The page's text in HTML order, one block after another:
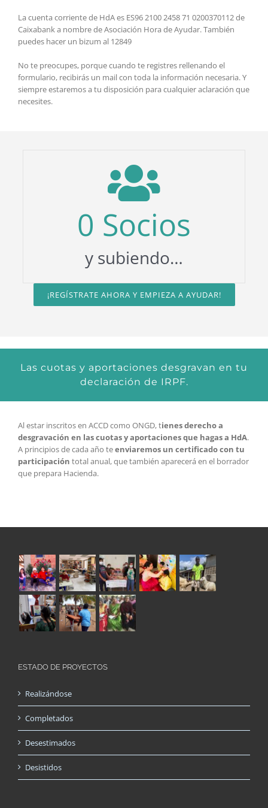
La cuenta corriente de HdA es ES96 2100 2458 71 0200370112 de
Caixabank a nombre de Asociación Hora de Ayudar. También
puedes hacer un bizum al 12849
No te preocupes, porque cuando te registres rellenando el
formulario, recibirás un mail con toda la información necesaria. Y
siempre estaremos a tu disposición para cualquier aclaración que
necesites.
0 Socios
y subiendo…
¡REGÍSTRATE AHORA Y EMPIEZA A AYUDAR!
Las cuotas y aportaciones desgravan en tu
declaración de IRPF.
Al estar inscritos en ACCD como ONGD, tienes derecho a
desgravación en las cuotas y aportaciones que hagas a HdA.
A principios de cada año teenviaremos un certificado con tu
participación total anual, que también aparecerá en el borrador
que prepara Hacienda.
ESTADO DE PROYECTOS
Realizándose
Completados
Desestimados
Desistidos